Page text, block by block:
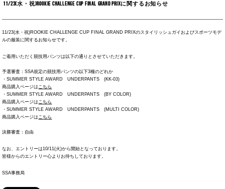
11/23(水・祝)ROOKIE CHALLENGE CUP FINAL GRAND PRIXに関するお知らせ
11/23(水・祝)ROOKIE CHALLENGE CUP FINAL GRAND PRIXのスタイリッシュガイおよびスポーツモデ
ルの服装に関するお知らせです。
ご着用いただく競技用パンツは以下の通りとさせていただきます。
予選審査：SSA規定の競技用パンツの以下3種のどれか
・SUMMER STYLE AWARD UNDERPANTS (KK-03)
商品購入ページは こちら
・SUMMER STYLE AWARD UNDERPANTS (BY COLOR)
商品購入ページは こちら
・SUMMER STYLE AWARD UNDERPANTS (MULTI COLOR)
商品購入ページは こちら
決勝審査：自由
なお、エントリーは10/11(火)から開始となっております。
皆様からのエントリー心よりお待ちしております。
SSA事務局